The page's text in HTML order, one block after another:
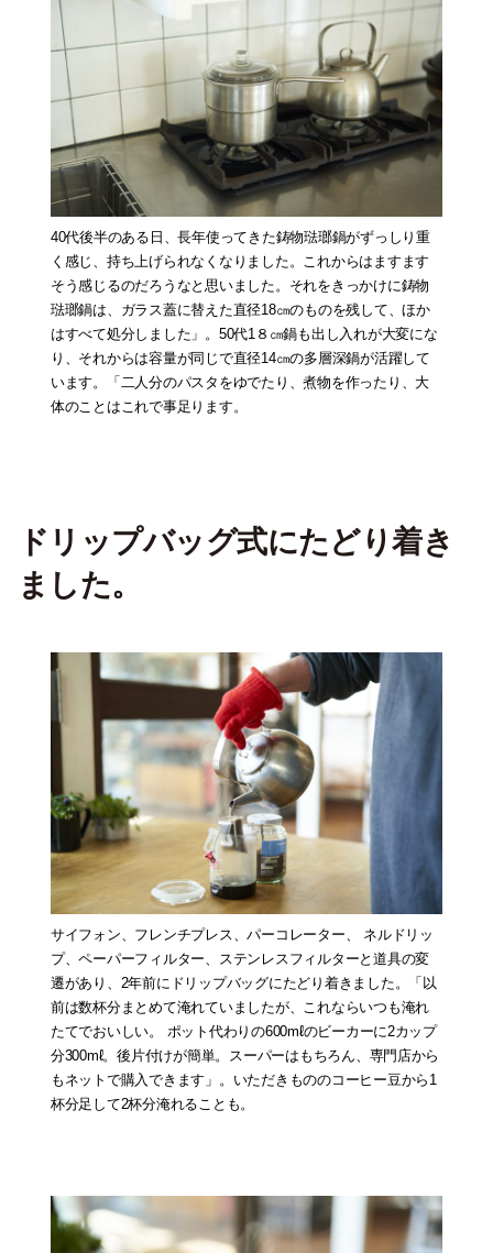
40代後半のある日、長年使ってきた鋳物琺瑯鍋がずっしり重
く感じ、持ち上げられなくなりました。これからはますます
そう感じるのだろうなと思いました。それをきっかけに鋳物
琺瑯鍋は、ガラス蓋に替えた直径18㎝のものを残して、ほか
はすべて処分しました」。50代1８㎝鍋も出し入れが大変にな
り、それからは容量が同じで直径14㎝の多層深鍋が活躍して
います。「二人分のパスタをゆでたり、煮物を作ったり、大
体のことはこれで事足ります。
ドリップバッグ式にたどり着き
ました。
サイフォン、フレンチプレス、パーコレーター、 ネルドリッ
プ、ペーパーフィルター、ステンレスフィルターと道具の変
遷があり、2年前にドリップバッグにたどり着きました。「以
前は数杯分まとめて淹れていましたが、これならいつも淹れ
たてでおいしい。 ポット代わりの600mℓのビーカーに2カップ
分300mℓ。後片付けが簡単。スーパーはもちろん、専門店から
もネットで購入できます」。いただきもののコーヒー豆から1
杯分足して2杯分淹れることも。